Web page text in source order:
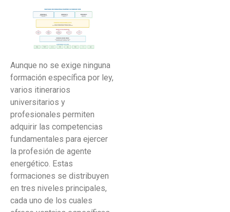
Aunque no se exige ninguna
formación específica por ley,
varios itinerarios
universitarios y
profesionales permiten
adquirir las competencias
fundamentales para ejercer
la profesión de agente
energético. Estas
formaciones se distribuyen
en tres niveles principales,
cada uno de los cuales